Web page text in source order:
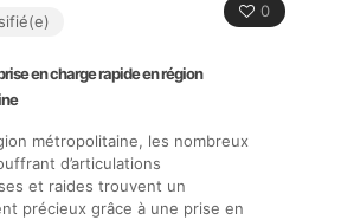
0
en charge rapide en région
métropolitaine, les nombreux
d’articulations
et raides trouvent un
précieux grâce à une prise en